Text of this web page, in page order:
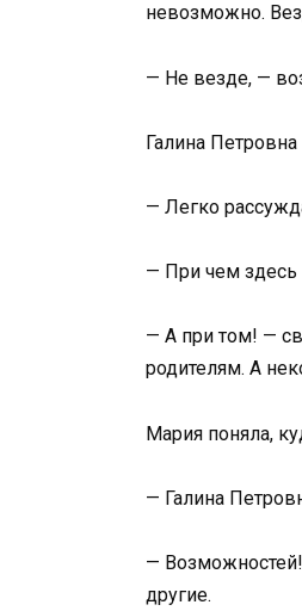
невозможно.
— Не везде, —
Галина
— Легко
— При чем
— А при том! —
родителям. А
Мария поняла,
— Галина
—
другие.